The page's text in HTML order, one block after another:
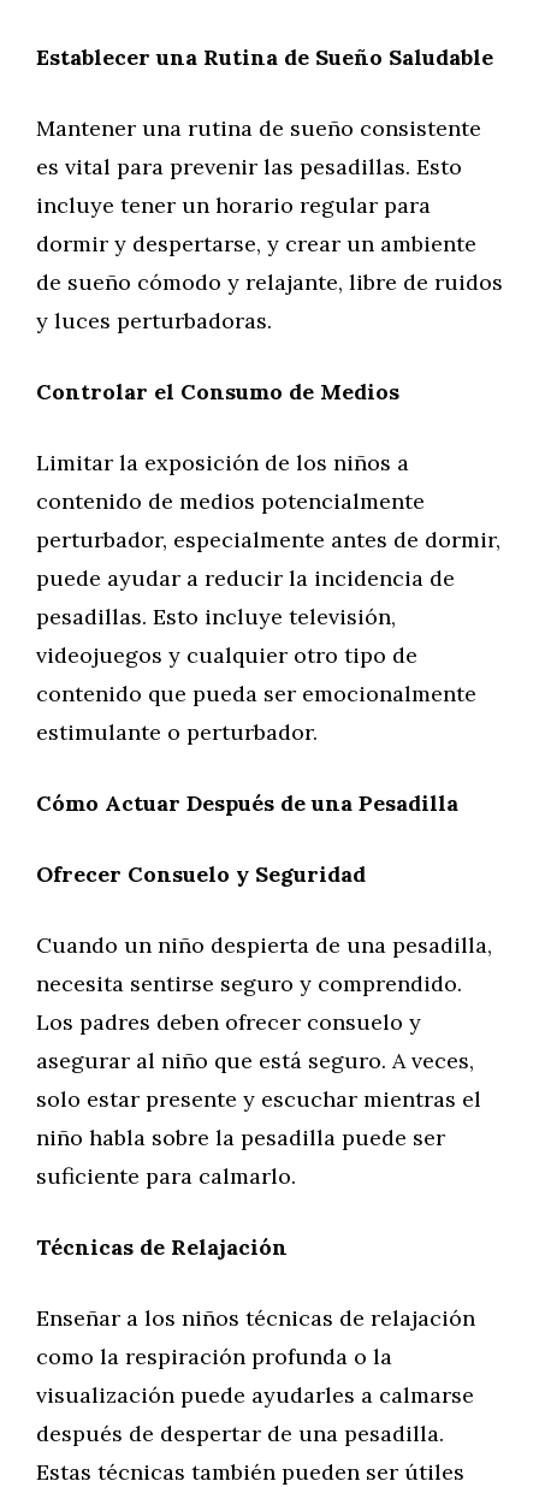
Establecer una Rutina de Sueño Saludable
Mantener una rutina de sueño consistente
es vital para prevenir las pesadillas. Esto
incluye tener un horario regular para
dormir y despertarse, y crear un ambiente
de sueño cómodo y relajante, libre de ruidos
y luces perturbadoras.
Controlar el Consumo de Medios
Limitar la exposición de los niños a
contenido de medios potencialmente
perturbador, especialmente antes de dormir,
puede ayudar a reducir la incidencia de
pesadillas. Esto incluye televisión,
videojuegos y cualquier otro tipo de
contenido que pueda ser emocionalmente
estimulante o perturbador.
Cómo Actuar Después de una Pesadilla
Ofrecer Consuelo y Seguridad
Cuando un niño despierta de una pesadilla,
necesita sentirse seguro y comprendido.
Los padres deben ofrecer consuelo y
asegurar al niño que está seguro. A veces,
solo estar presente y escuchar mientras el
niño habla sobre la pesadilla puede ser
suficiente para calmarlo.
Técnicas de Relajación
Enseñar a los niños técnicas de relajación
como la respiración profunda o la
visualización puede ayudarles a calmarse
después de despertar de una pesadilla.
Estas técnicas también pueden ser útiles